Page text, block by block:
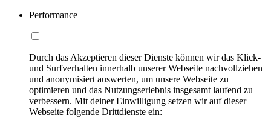
Performance
Durch das Akzeptieren dieser Dienste können wir das Klick-
und Surfverhalten innerhalb unserer Webseite nachvollziehen
und anonymisiert auswerten, um unsere Webseite zu
optimieren und das Nutzungserlebnis insgesamt laufend zu
verbessern. Mit deiner Einwilligung setzen wir auf dieser
Webseite folgende Drittdienste ein: